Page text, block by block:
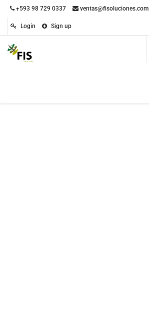
+593 98 729 0337 ventas@fisoluciones.com
Login Sign up